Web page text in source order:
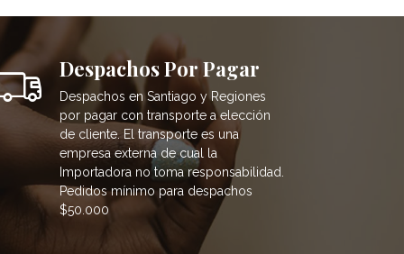
Despachos Por Pagar
Despachos en Santiago y Regiones
por pagar con transporte a elección
de cliente. El transporte es una
empresa externa de cual la
Importadora no toma responsabilidad.
Pedidos mínimo para despachos
$50.000